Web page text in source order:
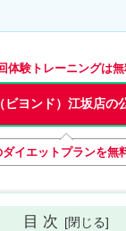
体験トレーニングは
ビヨンド）江坂店の
イエットプランを無
目 次